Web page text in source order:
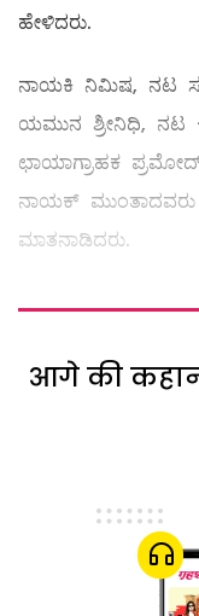
ಹೇಳಿದರು.
ನಾಯಕಿ ನಿಮಿಷ, ನಟ
ಯಮುನ ಶ್ರೀನಿಧಿ,
ಛಾಯಾಗ್ರಾಹಕ
ನಾಯಕ್ ಮುಂತಾದವರು
ಮಾತನಾಡಿದರು.
आगे की